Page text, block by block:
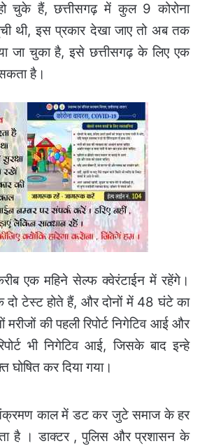
चुके हैं, छत्तीसगढ़ में कुल 9 कोरोना
थी, इस प्रकार देखा जाए तो अब तक
जा चुका है, इसे छत्तीसगढ़ के लिए एक
है।
एक महिने सेल्फ क्वेरंटाईन में रहेंगे।
दो टेस्ट होते हैं, और दोनों में 48 घंटे का
की पहली रिपोर्ट निगेटिव आई और
भी निगेटिव आई, जिसके बाद इन्हे
कर दिया गया।
काल में डट कर जुटे समाज के हर
है । डाक्टर , पुलिस और प्रशासन के